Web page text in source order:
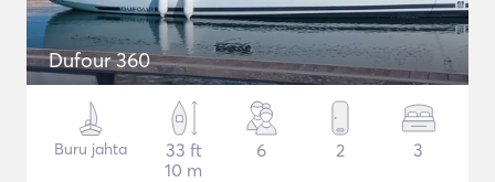
Dufour 360
Buru jahta
33 ft
10 m
6 2 3